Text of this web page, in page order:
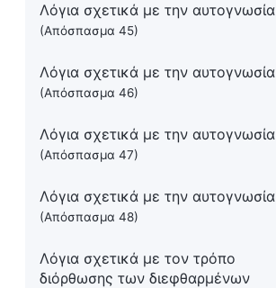
Λόγια σχετικά με την αυτογνωσία
(Απόσπασμα 45)
Λόγια σχετικά με την αυτογνωσία
(Απόσπασμα 46)
Λόγια σχετικά με την αυτογνωσία
(Απόσπασμα 47)
Λόγια σχετικά με την αυτογνωσία
(Απόσπασμα 48)
Λόγια σχετικά με τον τρόπο
διόρθωσης των διεφθαρμένων